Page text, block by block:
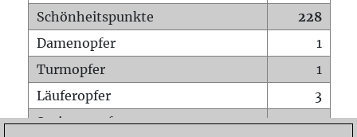
Schönheitspunkte
228
Damenopfer
1
Turmopfer
1
Läuferopfer
3
Springeropfer
2